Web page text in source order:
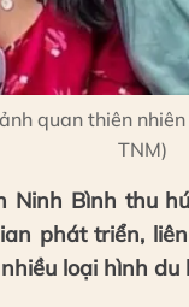
quan thiên
TNM)
Ninh Bình thu
phát triển,
loại hình du